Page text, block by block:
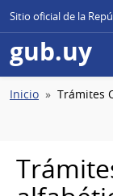
Sitio oficial de la
gub.uy
Ruta
Inicio Trámites